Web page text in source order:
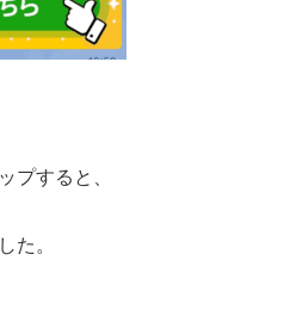
プすると、
た。